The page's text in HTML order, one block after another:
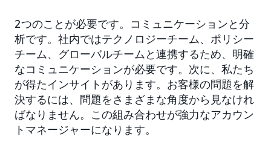
2つのことが必要です。コミュニケーションと分
析です。社内ではテクノロジーチーム、ポリシー
チーム、グローバルチームと連携するため、明確
なコミュニケーションが必要です。次に、私たち
が得たインサイトがあります。お客様の問題を解
決するには、問題をさまざまな角度から見なけれ
ばなりません。この組み合わせが強力なアカウン
トマネージャーになります。